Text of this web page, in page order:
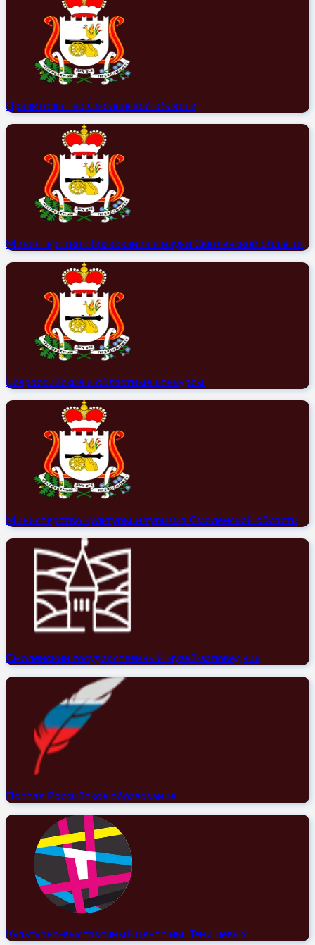
Правительство Смоленской области
Министерство образования и науки Смоленской области
Всероссийские и областные конкурсы
Министерство культуры и туризма Смоленской области
Смоленский государственный музей-заповедник
Портал Российское образование
Культурно-выставочный центр им. Тенишевых